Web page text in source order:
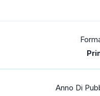
Anno Di